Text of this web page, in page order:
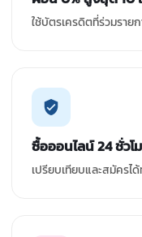
ใช้บัตรเครดิตที่ร่วมราย
ซื้อออนไลน์ 24 ชั่วโ
เปรียบเทียบและสมัครไ